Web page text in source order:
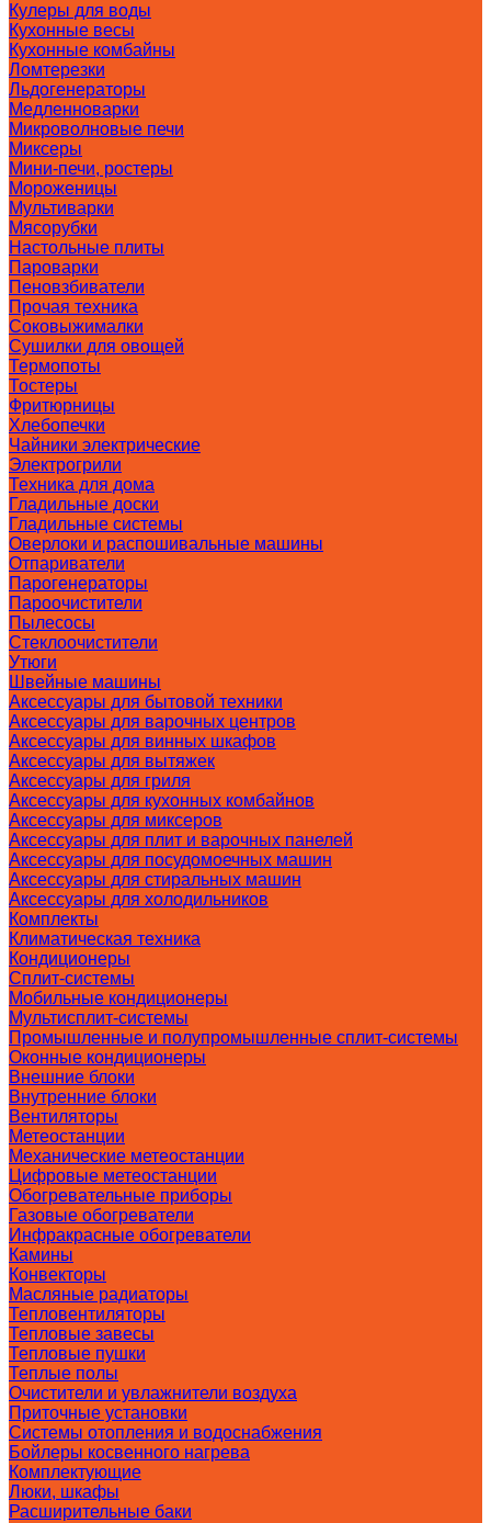
Кулеры для воды
Кухонные весы
Кухонные комбайны
Ломтерезки
Льдогенераторы
Медленноварки
Микроволновые печи
Миксеры
Мини-печи, ростеры
Мороженицы
Мультиварки
Мясорубки
Настольные плиты
Пароварки
Пеновзбиватели
Прочая техника
Соковыжималки
Сушилки для овощей
Термопоты
Тостеры
Фритюрницы
Хлебопечки
Чайники электрические
Электрогрили
Техника для дома
Гладильные доски
Гладильные системы
Оверлоки и распошивальные машины
Отпариватели
Парогенераторы
Пароочистители
Пылесосы
Стеклоочистители
Утюги
Швейные машины
Аксессуары для бытовой техники
Аксессуары для варочных центров
Аксессуары для винных шкафов
Аксессуары для вытяжек
Аксессуары для гриля
Аксессуары для кухонных комбайнов
Аксессуары для миксеров
Аксессуары для плит и варочных панелей
Аксессуары для посудомоечных машин
Аксессуары для стиральных машин
Аксессуары для холодильников
Комплекты
Климатическая техника
Кондиционеры
Сплит-системы
Мобильные кондиционеры
Мультисплит-системы
Промышленные и полупромышленные сплит-системы
Оконные кондиционеры
Внешние блоки
Внутренние блоки
Вентиляторы
Метеостанции
Механические метеостанции
Цифровые метеостанции
Обогревательные приборы
Газовые обогреватели
Инфракрасные обогреватели
Камины
Конвекторы
Масляные радиаторы
Тепловентиляторы
Тепловые завесы
Тепловые пушки
Теплые полы
Очистители и увлажнители воздуха
Приточные установки
Системы отопления и водоснабжения
Бойлеры косвенного нагрева
Комплектующие
Люки, шкафы
Расширительные баки